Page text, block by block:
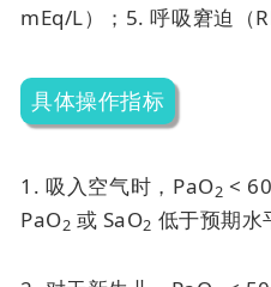
mEq/L）； 5. 呼吸窘迫（
具体操作指标
1. 吸入空气时，PaO2 <
PaO2 或 SaO2 低于预期水